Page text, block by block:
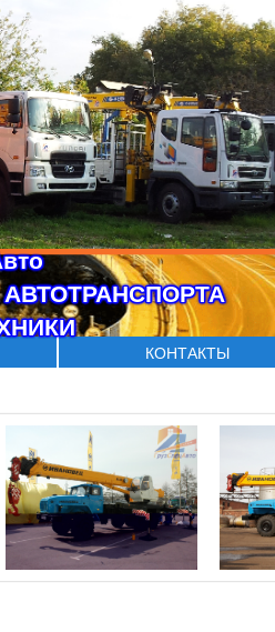
КОНТАКТЫ